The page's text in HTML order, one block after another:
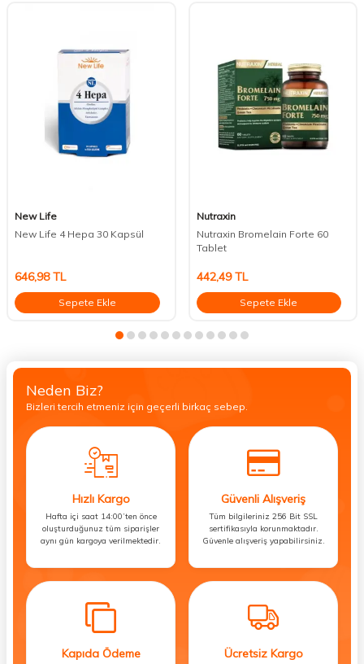
New Life
New Life 4 Hepa 30 Kapsül
646,98TL
Sepete Ekle
Nutraxin
Nutraxin Bromelain Forte 60
Tablet
442,49TL
Sepete Ekle
Neden Biz?
Bizleri tercih etmeniz için geçerli birkaç sebep.
Hızlı Kargo
Hafta içi saat 14:00’ten önce
oluşturduğunuz tüm siparişler
aynı gün kargoya verilmektedir.
Güvenli Alışveriş
Tüm bilgileriniz 256 Bit SSL
sertifikasıyla korunmaktadır.
Güvenle alışveriş yapabilirsiniz.
Kapıda Ödeme Ücretsiz Kargo